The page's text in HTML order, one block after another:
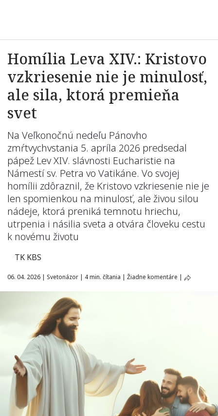
Homília Leva XIV.: Kristovo
vzkriesenie nie je minulosť,
ale sila, ktorá premieňa
svet
Na Veľkonočnú nedeľu Pánovho
zmŕtvychvstania 5. apríla 2026 predsedal
pápež Lev XIV. slávnosti Eucharistie na
Námestí sv. Petra vo Vatikáne. Vo svojej
homílii zdôraznil, že Kristovo vzkriesenie nie je
len spomienkou na minulosť, ale živou silou
nádeje, ktorá preniká temnotu hriechu,
utrpenia i násilia sveta a otvára človeku cestu
k novému životu
TK KBS
06. 04. 2026 | Svetonázor | 4 min. čítania | Žiadne komentáre |